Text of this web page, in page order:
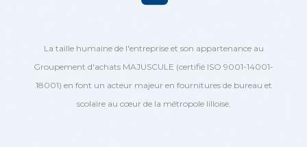
La taille humaine de l'entreprise et son appartenance au
Groupement d'achats MAJUSCULE (certifié ISO 9001-14001-
18001) en font un acteur majeur en fournitures de bureau et
scolaire au cœur de la métropole lilloise.